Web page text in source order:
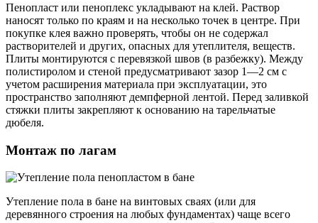
Пенопласт или пеноплекс укладывают на клей. Раствор
наносят только по краям и на несколько точек в центре. При
покупке клея важно проверять, чтобы он не содержал
растворителей и других, опасных для утеплителя, веществ.
Плиты монтируются с перевязкой швов (в разбежку). Между
полистиролом и стеной предусматривают зазор 1—2 см с
учетом расширения материала при эксплуатации, это
пространство заполняют демпферной лентой. Перед заливкой
стяжки плиты закрепляют к основанию на тарельчатые
дюбеля.
Монтаж по лагам
Утепление пола в бане на винтовых сваях (или для
деревянного строения на любых фундаментах) чаще всего